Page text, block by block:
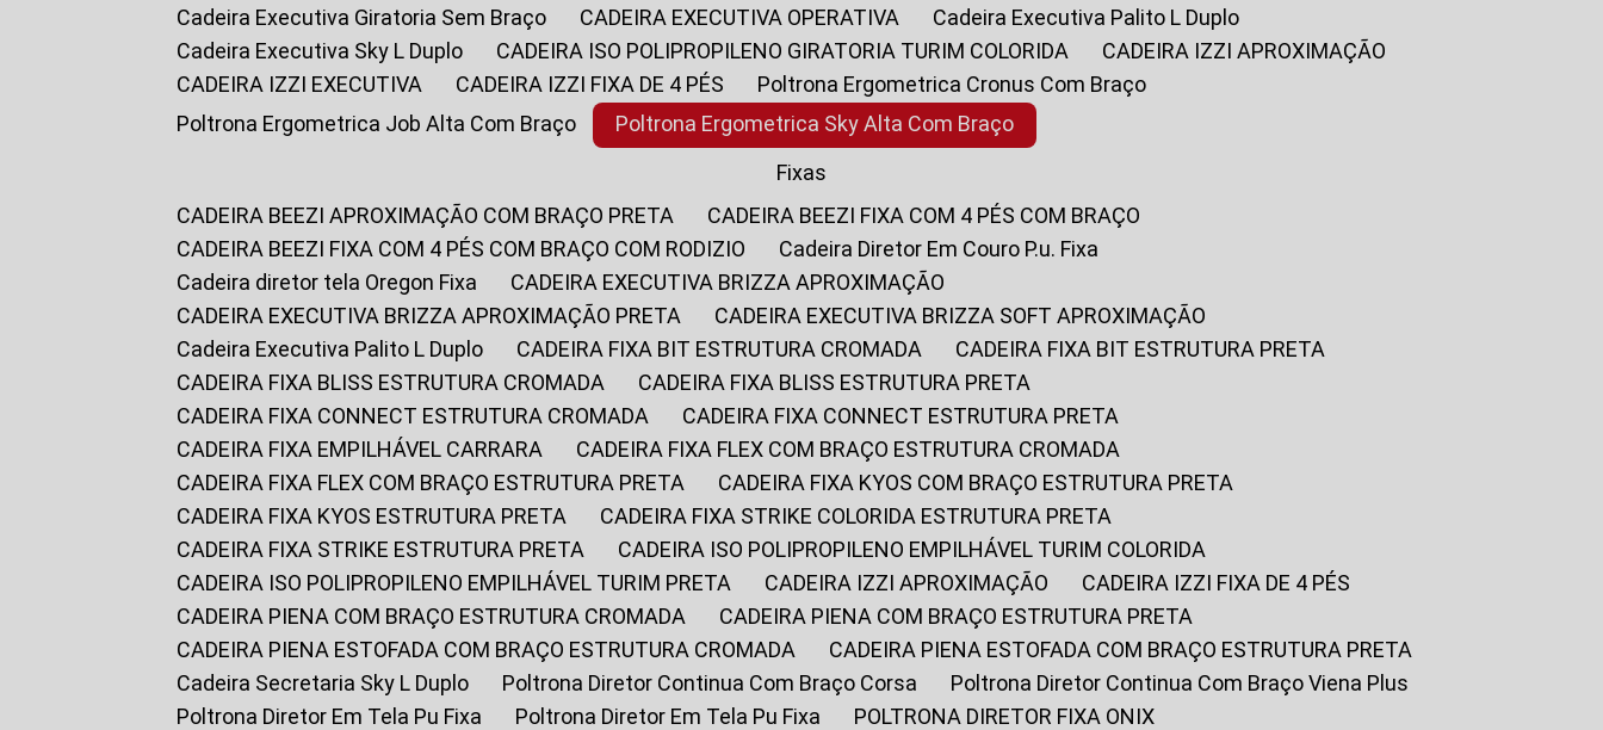
Cadeira Executiva Giratoria Sem Braço
CADEIRA EXECUTIVA OPERATIVA
Cadeira Executiva Palito L Duplo
Cadeira Executiva Sky L Duplo
CADEIRA ISO POLIPROPILENO GIRATORIA TURIM COLORIDA
CADEIRA IZZI APROXIMAÇÃO
CADEIRA IZZI EXECUTIVA
CADEIRA IZZI FIXA DE 4 PÉS
Poltrona Ergometrica Cronus Com Braço
Poltrona Ergometrica Job Alta Com Braço
Poltrona Ergometrica Sky Alta Com Braço
Fixas
CADEIRA BEEZI APROXIMAÇÃO COM BRAÇO PRETA
CADEIRA BEEZI FIXA COM 4 PÉS COM BRAÇO
CADEIRA BEEZI FIXA COM 4 PÉS COM BRAÇO COM RODIZIO
Cadeira Diretor Em Couro P.u. Fixa
Cadeira diretor tela Oregon Fixa
CADEIRA EXECUTIVA BRIZZA APROXIMAÇÃO
CADEIRA EXECUTIVA BRIZZA APROXIMAÇÃO PRETA
CADEIRA EXECUTIVA BRIZZA SOFT APROXIMAÇÃO
Cadeira Executiva Palito L Duplo
CADEIRA FIXA BIT ESTRUTURA CROMADA
CADEIRA FIXA BIT ESTRUTURA PRETA
CADEIRA FIXA BLISS ESTRUTURA CROMADA
CADEIRA FIXA BLISS ESTRUTURA PRETA
CADEIRA FIXA CONNECT ESTRUTURA CROMADA
CADEIRA FIXA CONNECT ESTRUTURA PRETA
CADEIRA FIXA EMPILHÁVEL CARRARA
CADEIRA FIXA FLEX COM BRAÇO ESTRUTURA CROMADA
CADEIRA FIXA FLEX COM BRAÇO ESTRUTURA PRETA
CADEIRA FIXA KYOS COM BRAÇO ESTRUTURA PRETA
CADEIRA FIXA KYOS ESTRUTURA PRETA
CADEIRA FIXA STRIKE COLORIDA ESTRUTURA PRETA
CADEIRA FIXA STRIKE ESTRUTURA PRETA
CADEIRA ISO POLIPROPILENO EMPILHÁVEL TURIM COLORIDA
CADEIRA ISO POLIPROPILENO EMPILHÁVEL TURIM PRETA
CADEIRA IZZI APROXIMAÇÃO
CADEIRA IZZI FIXA DE 4 PÉS
CADEIRA PIENA COM BRAÇO ESTRUTURA CROMADA
CADEIRA PIENA COM BRAÇO ESTRUTURA PRETA
CADEIRA PIENA ESTOFADA COM BRAÇO ESTRUTURA CROMADA
CADEIRA PIENA ESTOFADA COM BRAÇO ESTRUTURA PRETA
Cadeira Secretaria Sky L Duplo
Poltrona Diretor Continua Com Braço Corsa
Poltrona Diretor Continua Com Braço Viena Plus
Poltrona Diretor Em Tela Pu Fixa
Poltrona Diretor Em Tela Pu Fixa
POLTRONA DIRETOR FIXA ONIX